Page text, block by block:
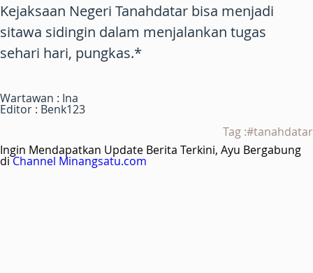
Kejaksaan Negeri Tanahdatar bisa menjadi
sitawa sidingin dalam menjalankan tugas
sehari hari, pungkas.*
Wartawan : Ina
Editor : Benk123
Tag :#tanahdatar
Ingin Mendapatkan Update Berita Terkini, Ayu Bergabung
diChannel Minangsatu.com